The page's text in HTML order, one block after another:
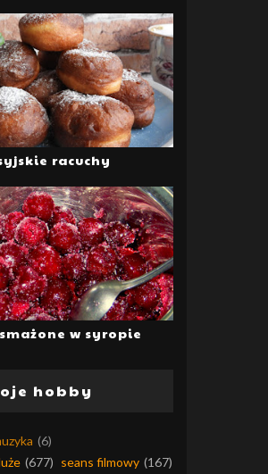
racuchy
w syropie
hobby
(6)
(677) seans filmowy (167)